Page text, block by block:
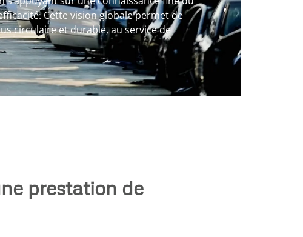
Cette vision globale permet de
circulaire et durable, au service de
prestation de